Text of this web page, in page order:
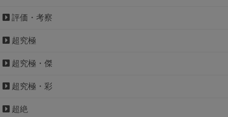
評価・考察
超究極
超究極・傑
超究極・彩
超絶